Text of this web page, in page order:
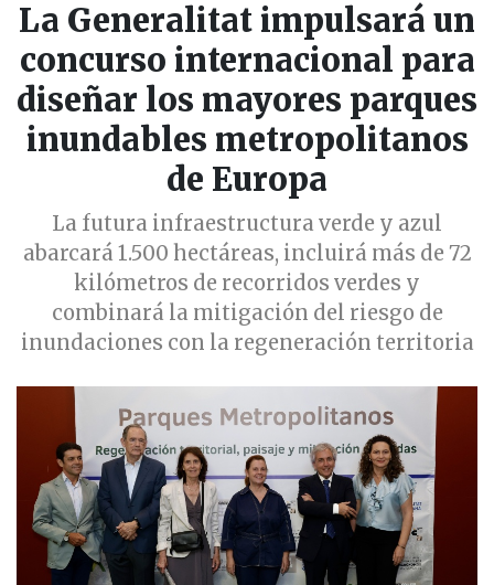
La Generalitat impulsará un
concurso internacional para
diseñar los mayores parques
inundables metropolitanos
de Europa
La futura infraestructura verde y azul
abarcará 1.500 hectáreas, incluirá más de 72
kilómetros de recorridos verdes y
combinará la mitigación del riesgo de
inundaciones con la regeneración territoria